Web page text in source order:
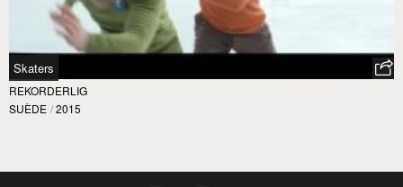
Skaters
REKORDERLIG
SUÈDE / 2015